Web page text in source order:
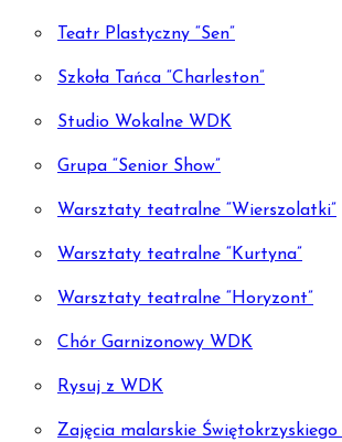
Teatr Plastyczny “Sen”
Szkoła Tańca “Charleston”
Studio Wokalne WDK
Grupa “Senior Show”
Warsztaty teatralne “Wierszolatki”
Warsztaty teatralne “Kurtyna”
Warsztaty teatralne “Horyzont”
Chór Garnizonowy WDK
Rysuj z WDK
Zajęcia malarskie